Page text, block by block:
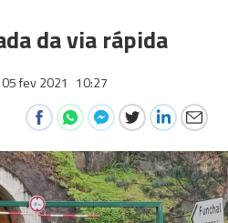
da via rápida
05 fev 2021 10:27